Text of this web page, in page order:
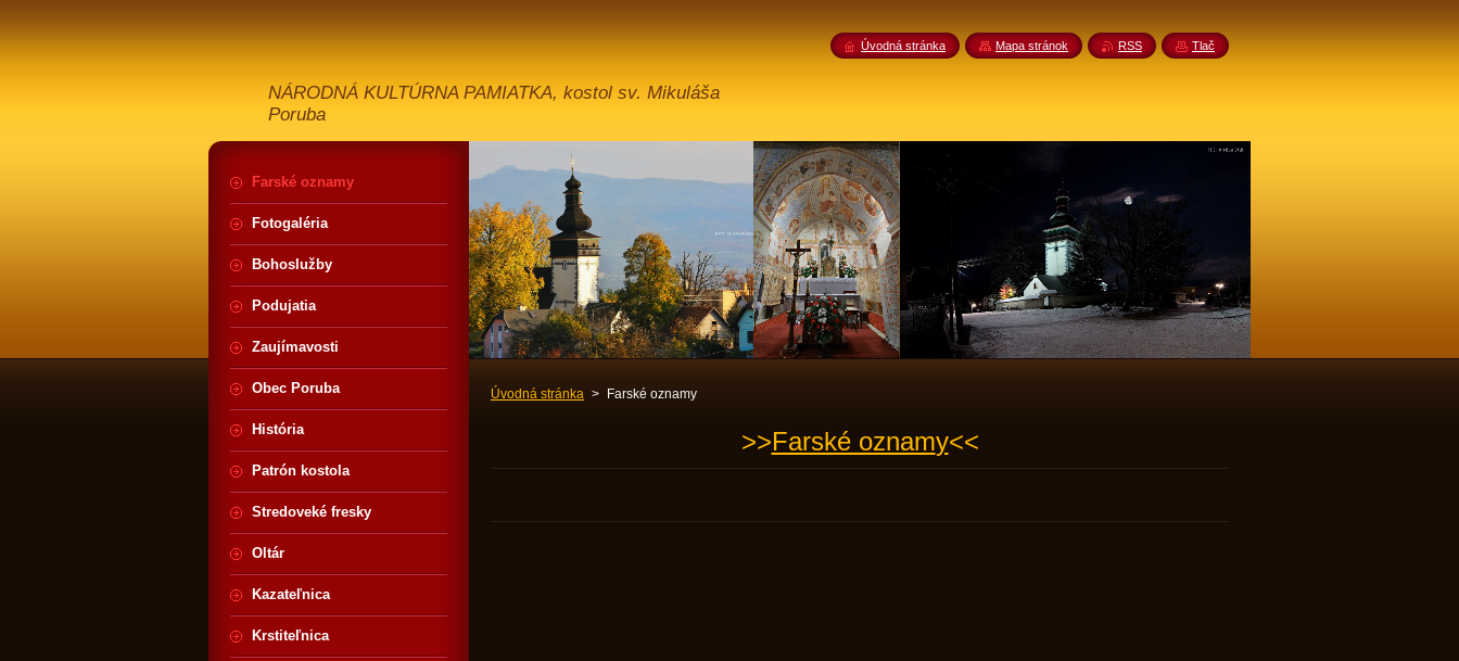
NÁRODNÁ KULTÚRNA PAMIATKA, kostol sv. Mikuláša
Poruba
Úvodná stránka > Farské oznamy
>>Farské oznamy<<
Farské oznamy
Fotogaléria
Bohoslužby
Podujatia
Zaujímavosti
Obec Poruba
História
Patrón kostola
Stredoveké fresky
Oltár
Kazateľnica
Krstiteľnica
Úvodná stránka Mapa stránok RSS Tlač